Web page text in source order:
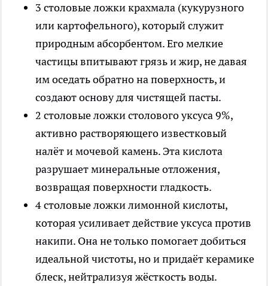
3 столовые ложки крахмала (кукурузного
или картофельного), который служит
природным абсорбентом. Его мелкие
частицы впитывают грязь и жир, не давая
им оседать обратно на поверхность, и
создают основу для чистящей пасты.
2 столовые ложки столового уксуса 9%,
активно растворяющего известковый
налёт и мочевой камень. Эта кислота
разрушает минеральные отложения,
возвращая поверхности гладкость.
4 столовые ложки лимонной кислоты,
которая усиливает действие уксуса против
накипи. Она не только помогает добиться
идеальной чистоты, но и придаёт керамике
блеск, нейтрализуя жёсткость воды.